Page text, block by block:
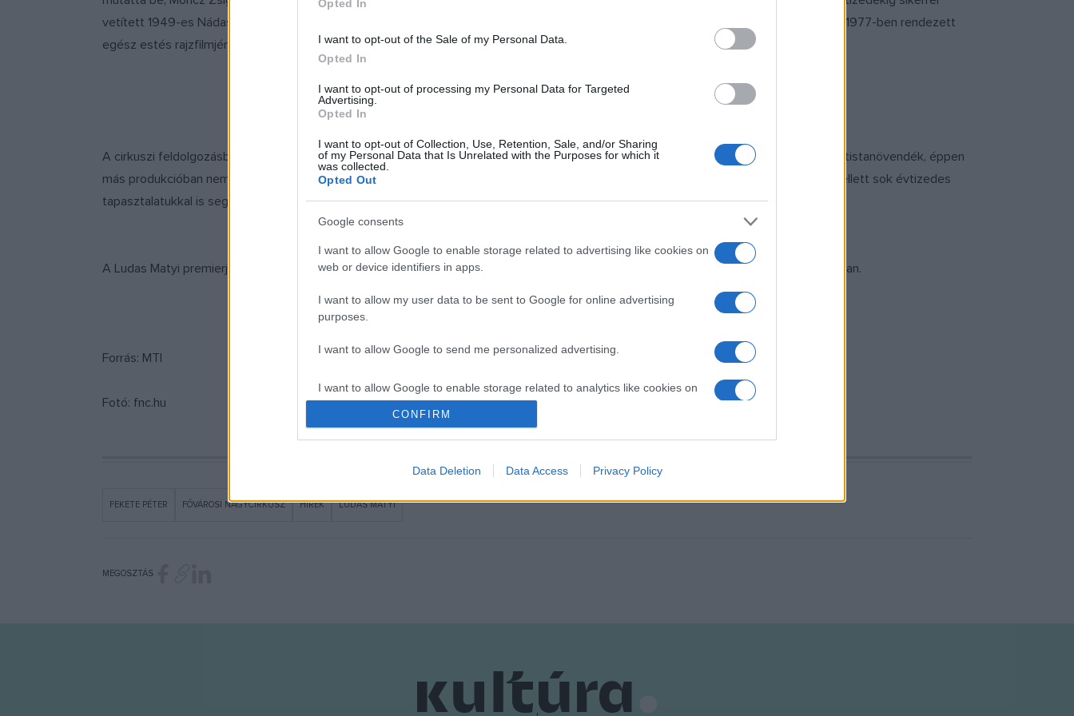
Opted In
I want to opt-out of the Sale of my Personal Data.
Opted In
I want to opt-out of processing my Personal Data for Targeted
Advertising.
Opted In
I want to opt-out of Collection, Use, Retention, Sale, and/or Sharing
of my Personal Data that Is Unrelated with the Purposes for which it
was collected.
Opted Out
Google consents
I want to allow Google to enable storage related to advertising like cookies on
web or device identifiers in apps.
I want to allow my user data to be sent to Google for online advertising
purposes.
I want to allow Google to send me personalized advertising.
I want to allow Google to enable storage related to analytics like cookies on
web or device identifiers in apps.
I want to allow Google to enable storage related to functionality of the website
CONFIRM
Data Deletion Data Access Privacy Policy
vetített 1949-es Nádasdy Kálmán és Ranódy László rendezte klasszikus is, amelyben Soós Imre játszotta a címszerepet, Dargay Attila 1977-ben rendezett
egész estés rajzfilmjén pedig generációk nőttek fel.
A cirkuszi feldolgozásban a színészek és a társművészetek képviselői mellett az artistaművészeké lesz a főszerep, akik között lesz artistanövendék, éppen
más produkcióban nem dolgozó, jelenleg Magyarországon tartózkodó aktív cirkuszművész és több idősebb artista is, akik jelenlétük mellett sok évtizedes
tapasztalatukkal is segítik az előadás sikerét.
A Ludas Matyi premierje október 1-jén lesz, majd egy hónapon át hetente nyolc alkalommal láthatja a közönség a Fővárosi Nagycirkuszban.
Forrás: MTI
Fotó: fnc.hu
FEKETE PÉTER FŐVÁROSI NAGYCIRKUSZ HÍREK LÚDAS MATYI
MEGOSZTÁS